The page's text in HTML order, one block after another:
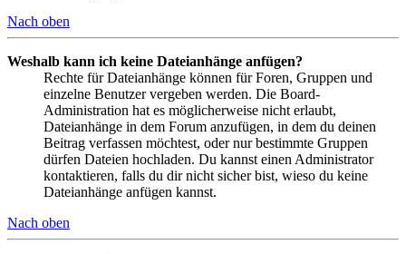
Nach oben
Weshalb kann ich keine Dateianhänge anfügen?
Rechte für Dateianhänge können für Foren, Gruppen und
einzelne Benutzer vergeben werden. Die Board-
Administration hat es möglicherweise nicht erlaubt,
Dateianhänge in dem Forum anzufügen, in dem du deinen
Beitrag verfassen möchtest, oder nur bestimmte Gruppen
dürfen Dateien hochladen. Du kannst einen Administrator
kontaktieren, falls du dir nicht sicher bist, wieso du keine
Dateianhänge anfügen kannst.
Nach oben